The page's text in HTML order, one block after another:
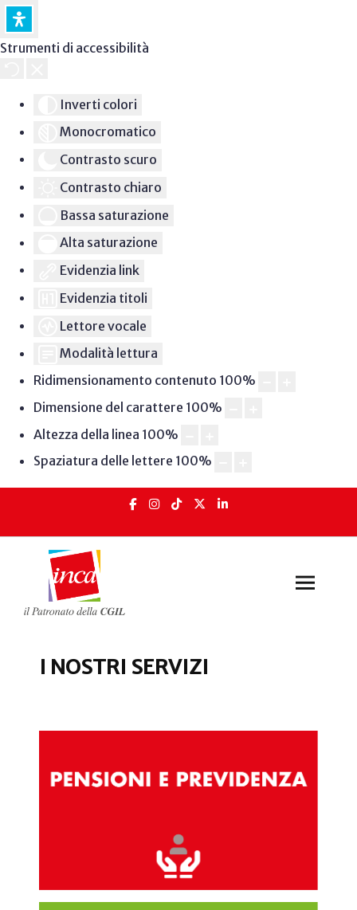
Strumenti di accessibilità
Inverti colori
Monocromatico
Contrasto scuro
Contrasto chiaro
Bassa saturazione
Alta saturazione
Evidenzia link
Evidenzia titoli
Lettore vocale
Modalità lettura
Ridimensionamento contenuto 100%
Dimensione del carattere 100%
Altezza della linea 100%
Spaziatura delle lettere 100%
I NOSTRI SERVIZI